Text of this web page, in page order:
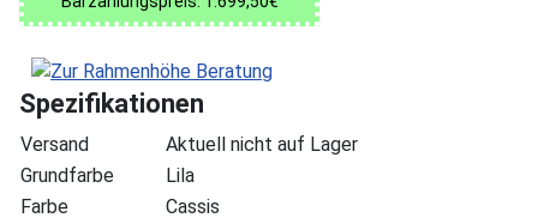
Spezifikationen
Versand
Aktuell nicht auf Lager
Grundfarbe
Lila
Farbe
Cassis